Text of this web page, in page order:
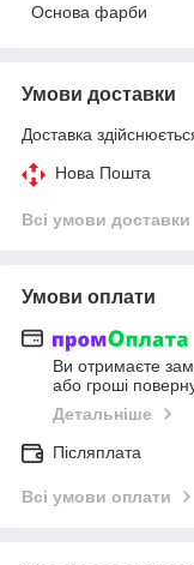
Основа фарби
Умови доставки
Доставка
Нова Пошта
Всі умови доставки
Умови оплати
Ви отримаєте
або гроші
Детальніше
Післяплата
Всі умови оплати